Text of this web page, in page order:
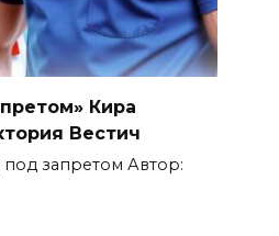
Кира
Вестич
запретом Автор: